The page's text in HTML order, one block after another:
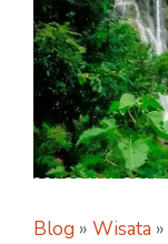
Blog » Wisata »